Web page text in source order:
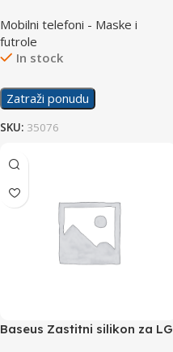
Mobilni telefoni - Maske i
futrole
In stock
Zatraži ponudu
SKU: 35076
Baseus Zastitni silikon za LG